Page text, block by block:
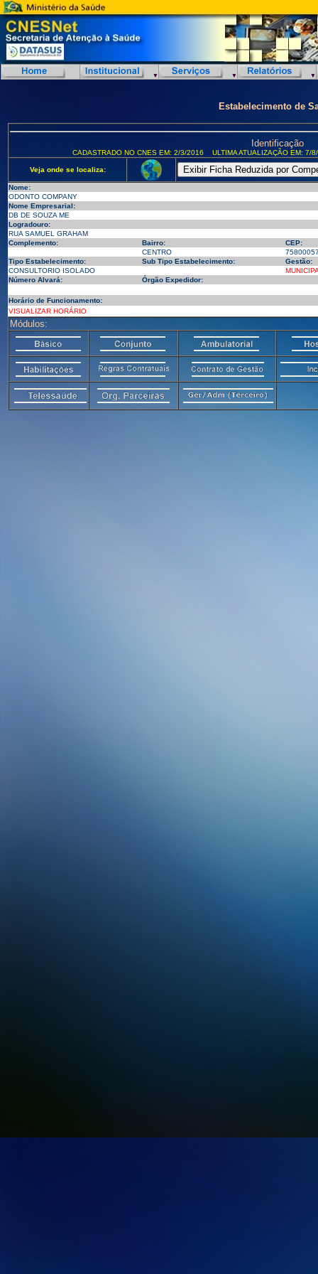
Estabelecimento de
Identificação
CADASTRADO NO CNES EM: 2/3/2016 ULTIMA ATUALIZAÇÃO EM:
Veja onde se localiza:
Nome:
ODONTO COMPANY
Nome Empresarial:
DB DE SOUZA ME
Logradouro:
RUA SAMUEL GRAHAM
Complemento:
Bairro:
CEP:
CENTRO
Tipo Estabelecimento:
Sub Tipo Estabelecimento:
Gestão:
CONSULTORIO ISOLADO
Número Alvará:
Órgão Expedidor:
Horário de Funcionamento:
VISUALIZAR HORÁRIO
Módulos: